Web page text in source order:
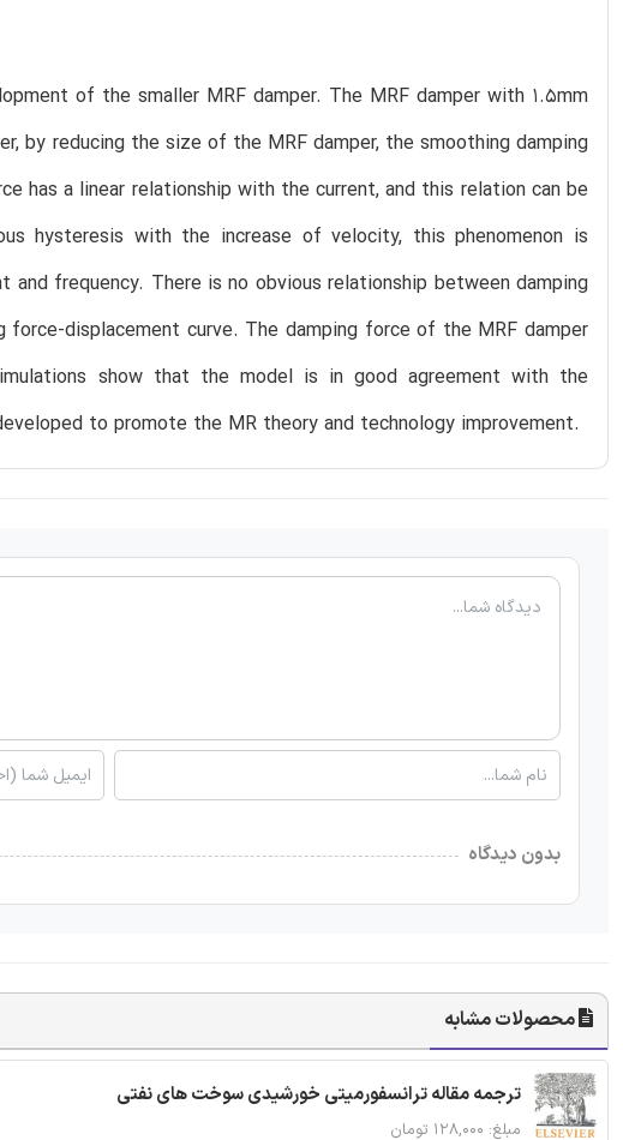
of the smaller MRF damper. The MRF damper with 1.5mm
by reducing the size of the MRF damper, the smoothing damping
has a linear relationship with the current, and this relation can be
hysteresis with the increase of velocity, this phenomenon is
frequency. There is no obvious relationship between damping
displacement curve. The damping force of the MRF damper
show that the model is in good agreement with the
to promote the MR theory and technology improvement.
بدون دیدگاه
محصولات مشابه
ترجمه مقاله ترانسفورمیتی خورشیدی سوخت های نفتی
مبلغ: ۱۲۸,۰۰۰ تومان